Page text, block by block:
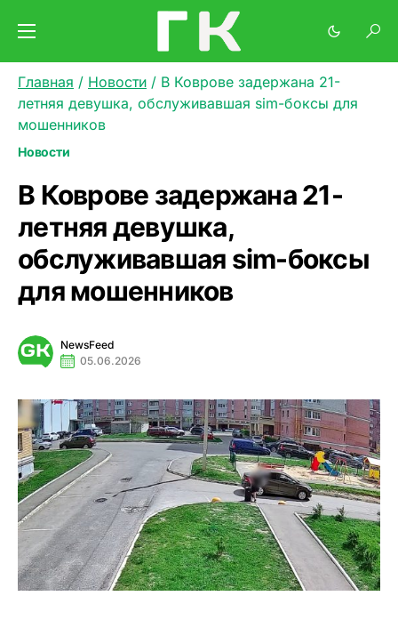
Главная / Новости / В Коврове задержана 21-
летняя девушка, обслуживавшая sim-боксы для
мошенников
Новости
В Коврове задержана 21-
летняя девушка,
обслуживавшая sim-боксы
для мошенников
NewsFeed
05.06.2026